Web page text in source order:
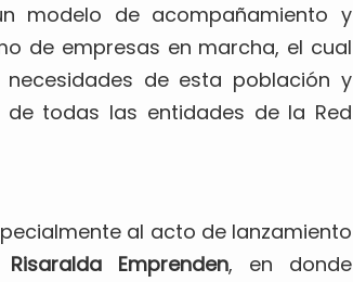
modelo de acompañamiento y
de empresas en marcha, el cual
de esta población y
todas las entidades de la Red
al acto de lanzamiento
Emprenden, en donde